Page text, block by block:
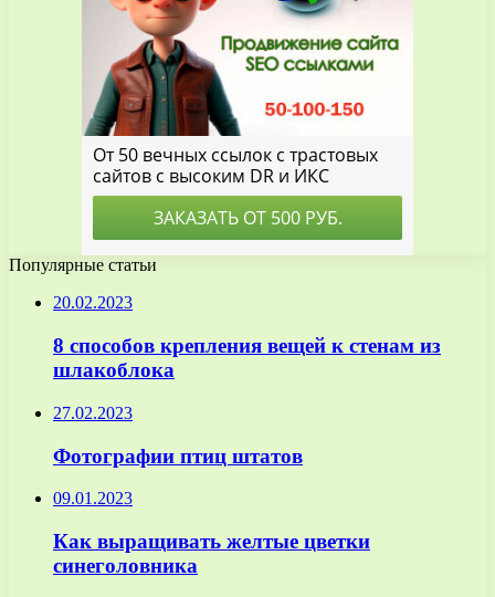
Популярные статьи
20.02.2023
8 способов крепления вещей к стенам из
шлакоблока
27.02.2023
Фотографии птиц штатов
09.01.2023
Как выращивать желтые цветки
синеголовника